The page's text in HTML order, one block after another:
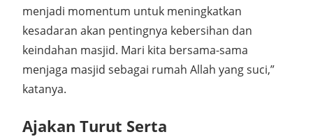
menjadi momentum untuk meningkatkan
kesadaran akan pentingnya kebersihan dan
keindahan masjid. Mari kita bersama-sama
menjaga masjid sebagai rumah Allah yang suci,”
katanya.
Ajakan Turut Serta